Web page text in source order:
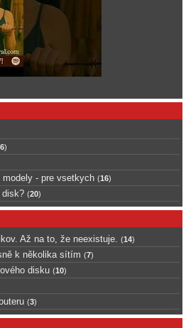
6)
- pre vsetkych (16)
disk? (20)
Až na to, že neexistuje. (14)
k několika sítím (7)
disku (10)
(3)